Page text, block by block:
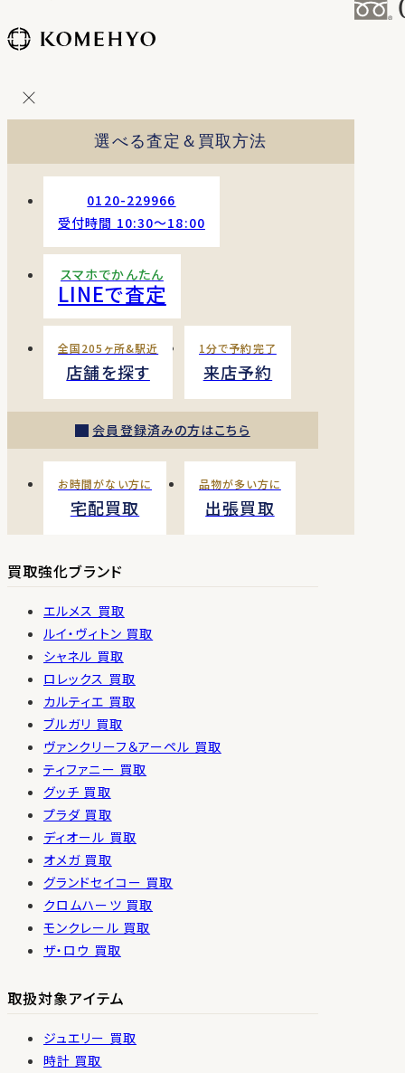
ン
選べる査定＆買取方法
0120-229966
受付時間 10:30〜18:00
スマホでかんたん
LINEで査定
全国205ヶ所&駅近
店舗を探す
1分で予約完了
来店予約
会員登録済みの方はこちら
お時間がない方に
宅配買取
品物が多い方に
出張買取
買取強化ブランド
エルメス 買取
ルイ・ヴィトン 買取
シャネル 買取
ロレックス 買取
カルティエ 買取
ブルガリ 買取
ヴァンクリーフ＆アーペル 買取
ティファニー 買取
グッチ 買取
プラダ 買取
ディオール 買取
オメガ 買取
グランドセイコー 買取
クロムハーツ 買取
モンクレール 買取
ザ・ロウ 買取
取扱対象アイテム
ジュエリー 買取
時計 買取